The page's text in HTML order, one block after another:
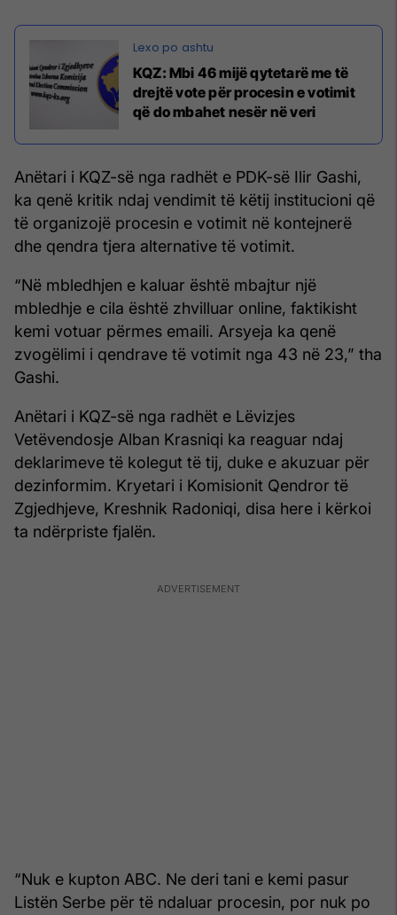
KQZ: Mbi 46 mijë qytetarë me të
drejtë vote për procesin e votimit
që do mbahet nesër në veri
Anëtari i KQZ-së nga radhët e PDK-së Ilir Gashi,
ka qenë kritik ndaj vendimit të këtij institucioni që
të organizojë procesin e votimit në kontejnerë
dhe qendra tjera alternative të votimit.
“Në mbledhjen e kaluar është mbajtur një
mbledhje e cila është zhvilluar online, faktikisht
kemi votuar përmes emaili. Arsyeja ka qenë
zvogëlimi i qendrave të votimit nga 43 në 23,” tha
Gashi.
Anëtari i KQZ-së nga radhët e Lëvizjes
Vetëvendosje Alban Krasniqi ka reaguar ndaj
deklarimeve të kolegut të tij, duke e akuzuar për
dezinformim. Kryetari i Komisionit Qendror të
Zgjedhjeve, Kreshnik Radoniqi, disa here i kërkoi
ta ndërpriste fjalën.
“Nuk e kupton ABC. Ne deri tani e kemi pasur
Listën Serbe për të ndaluar procesin, por nuk po